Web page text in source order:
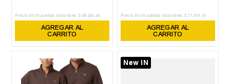
Precio sin impuestos nacionales: $ 98.264 ,46
AGREGAR AL
CARRITO
Precio sin impuestos nacionales: $ 71 .818 ,18
AGREGAR AL
CARRITO
New IN